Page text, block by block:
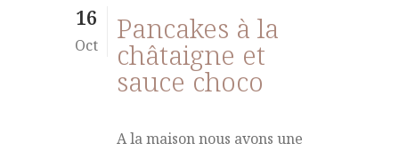
16
Oct Pancakes à la
châtaigne et
sauce choco
A la maison nous avons une